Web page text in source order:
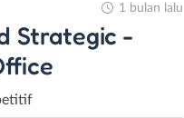
Strategic -
1 bulan lalu